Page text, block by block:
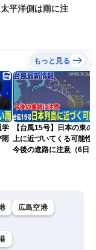
平洋側は雨に注
もっと見る
学
雨
【台風15号】日本の東の
上に近づいてくる可能
今後の進路に注意（6日3
広島空港